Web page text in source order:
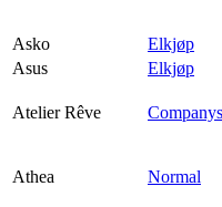
Asko
Elkjøp
Asus
Elkjøp
Atelier Rêve Companys
Athea Normal